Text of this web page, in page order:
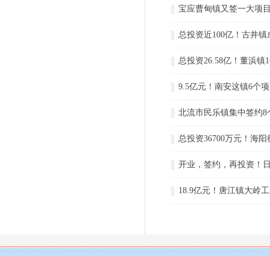
宝应曹甸镇又签一大项
总投资近100亿！古井
总投资26.58亿！董浜镇
9.5亿元！南安这镇6个
北流市民乐镇集中签约8
总投资36700万元！海
开业，签约，再投资！
18.9亿元！唐江镇大岭